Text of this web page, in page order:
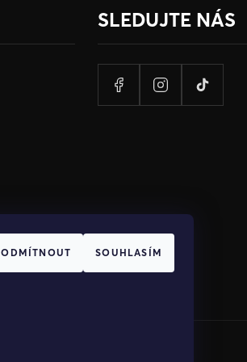
ODMÍTNOUT SOUHLASÍM
SLEDUJTE NÁS